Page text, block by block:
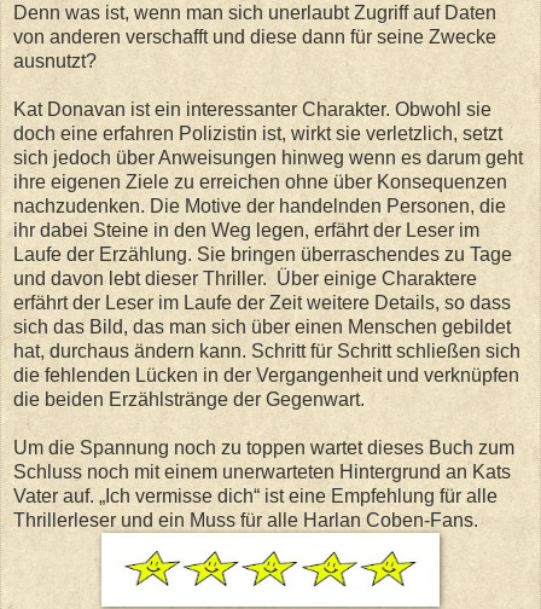
Denn was ist, wenn man sich unerlaubt Zugriff auf Daten
von anderen verschafft und diese dann für seine Zwecke
ausnutzt?
Kat Donavan ist ein interessanter Charakter. Obwohl sie
doch eine erfahren Polizistin ist, wirkt sie verletzlich, setzt
sich jedoch über Anweisungen hinweg wenn es darum geht
ihre eigenen Ziele zu erreichen ohne über Konsequenzen
nachzudenken. Die Motive der handelnden Personen, die
ihr dabei Steine in den Weg legen, erfährt der Leser im
Laufe der Erzählung. Sie bringen überraschendes zu Tage
und davon lebt dieser Thriller. Über einige Charaktere
erfährt der Leser im Laufe der Zeit weitere Details, so dass
sich das Bild, das man sich über einen Menschen gebildet
hat, durchaus ändern kann. Schritt für Schritt schließen sich
die fehlenden Lücken in der Vergangenheit und verknüpfen
die beiden Erzählstränge der Gegenwart.
Um die Spannung noch zu toppen wartet dieses Buch zum
Schluss noch mit einem unerwarteten Hintergrund an Kats
Vater auf. „Ich vermisse dich“ ist eine Empfehlung für alle
Thrillerleser und ein Muss für alle Harlan Coben-Fans.